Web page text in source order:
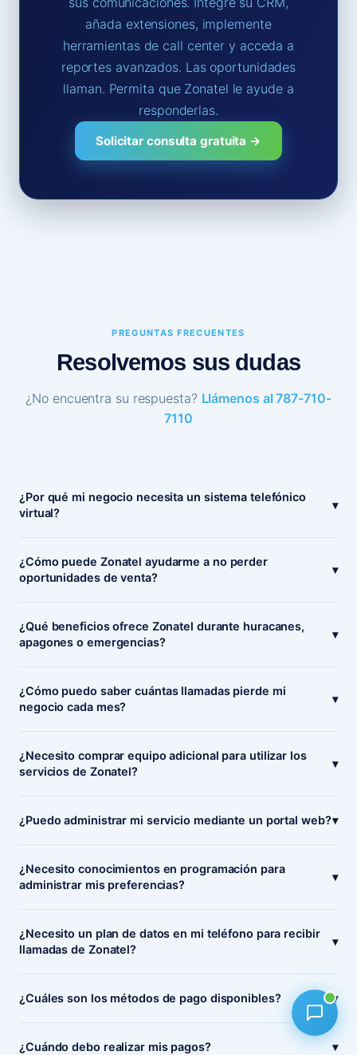
añada extensiones, implemente
herramientas de call center y acceda a
reportes avanzados. Las oportunidades
llaman. Permita que Zonatel le ayude a
responderlas.
Solicitar consulta gratuita →
PREGUNTAS FRECUENTES
Resolvemos sus dudas
¿No encuentra su respuesta? Llámenos al 787-710-
7110
¿Por qué mi negocio necesita un sistema telefónico
virtual?
▾
¿Cómo puede Zonatel ayudarme a no perder
oportunidades de venta?
▾
¿Qué beneficios ofrece Zonatel durante huracanes,
apagones o emergencias?
▾
¿Cómo puedo saber cuántas llamadas pierde mi
negocio cada mes?
▾
¿Necesito comprar equipo adicional para utilizar los
servicios de Zonatel?
▾
¿Puedo administrar mi servicio mediante un portal web?▾
¿Necesito conocimientos en programación para
administrar mis preferencias?
▾
¿Necesito un plan de datos en mi teléfono para recibir
llamadas de Zonatel?
▾
¿Cuáles son los métodos de pago disponibles? ▾
¿Cuándo debo realizar mis pagos? ▾